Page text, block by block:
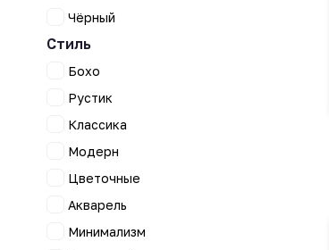
Чёрный
Стиль
Бохо
Рустик
Классика
Модерн
Цветочные
Акварель
Минимализм